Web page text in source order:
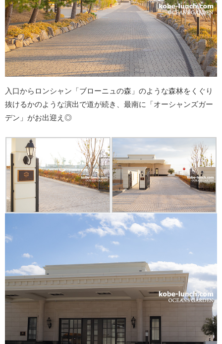
入口からロンシャン「ブローニュの森」のような森林をくぐり
抜けるかのような演出で道が続き、最南に「オーシャンズガー
デン」がお出迎え◎